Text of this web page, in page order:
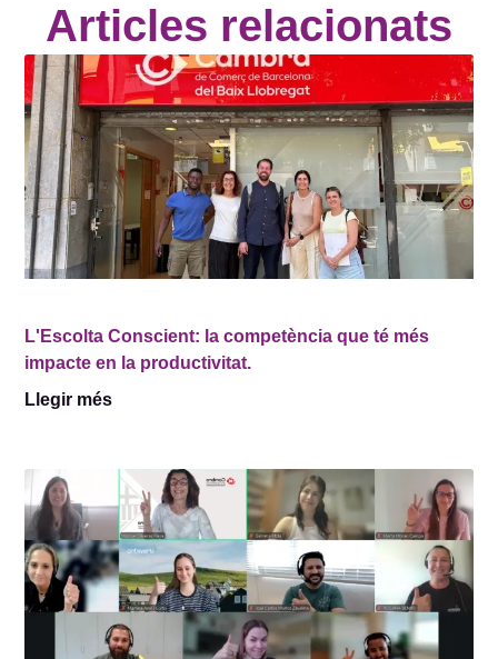
Articles relacionats
L'Escolta Conscient: la competència que té més
impacte en la productivitat.
Llegir més